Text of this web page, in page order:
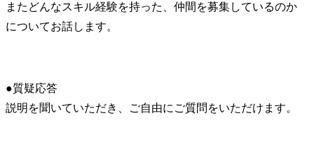
またどんなスキル経験を持った、仲間を募集しているのか
についてお話します。
●質疑応答
説明を聞いていただき、ご自由にご質問をいただけます。